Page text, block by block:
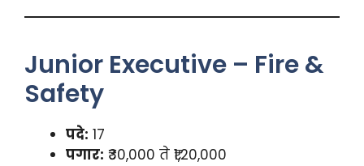
Junior Executive – Fire &
Safety
पदे: 17
पगार: ₹30,000 ते ₹1,20,000